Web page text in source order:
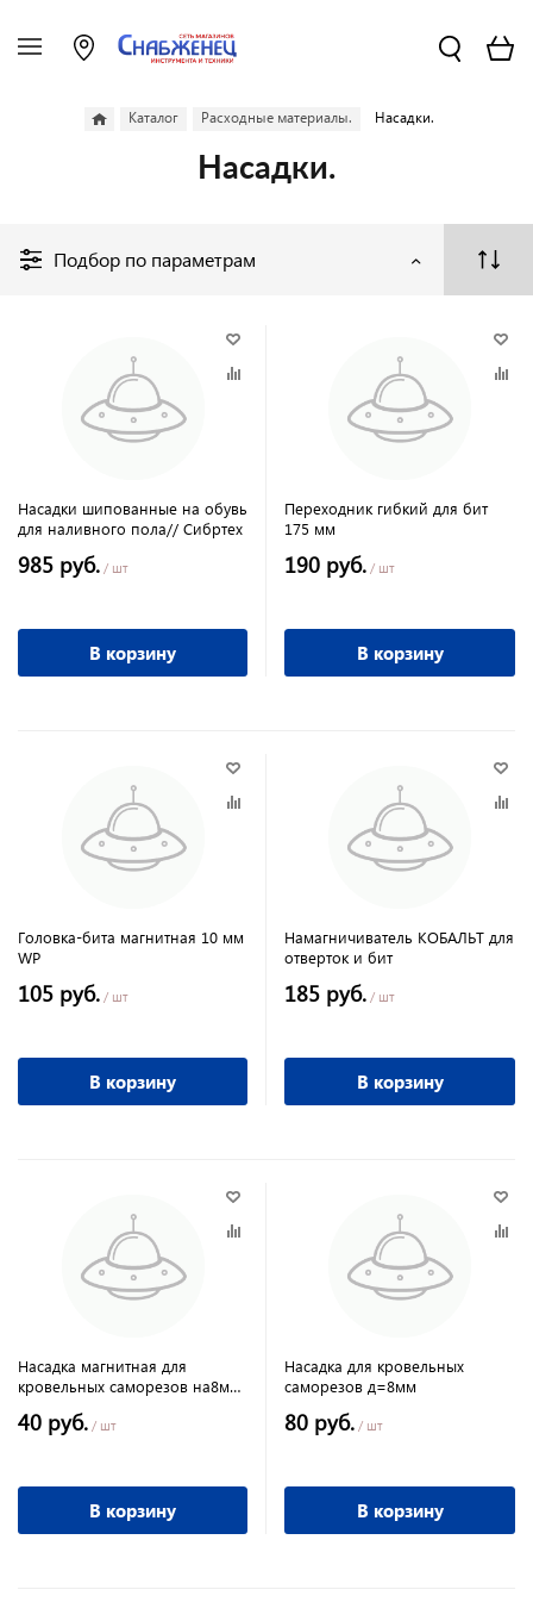
Каталог Расходные материалы. Насадки.
Насадки.
Подбор по параметрам
Насадки шипованные на обувь
для наливного пола// Сибртех
985 руб. / шт
В корзину
Переходник гибкий для бит
175 мм
190 руб. / шт
В корзину
Головка-бита магнитная 10 мм
WP
105 руб. / шт
В корзину
Намагничиватель КОБАЛЬТ для
отверток и бит
185 руб. / шт
В корзину
Насадка магнитная для
кровельных саморезов на8мм
40 руб. / шт
В корзину
Насадка для кровельных
саморезов д=8мм
80 руб. / шт
В корзину